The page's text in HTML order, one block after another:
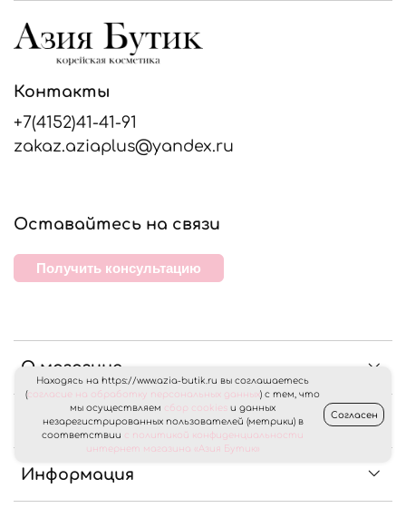
О магазине
Клиентам
Информация
Контакты
+7(4152)41-41-91
zakaz.aziaplus@yandex.ru
Оставайтесь на связи
Получить консультацию
Находясь на https://www.azia-butik.ru вы соглашаетесь
(согласие на обработку персональных данных) с тем, что
мы осуществляем сбор cookies и данных
незарегистрированных пользователей (метрики) в
соответствии с политикой конфиденциальности
интернет магазина «Азия Бутик»
Согласен